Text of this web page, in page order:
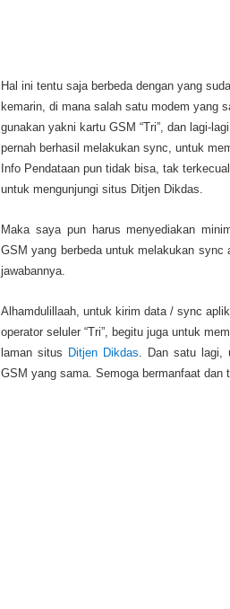
Hal ini tentu saja berbeda dengan yang
kemarin, di mana salah satu modem yang
gunakan yakni kartu GSM “Tri”, dan lagi-
pernah berhasil melakukan sync, untuk
Info Pendataan pun tidak bisa, tak
untuk mengunjungi situs Ditjen Dikdas.
Maka saya pun harus menyediakan
GSM yang berbeda untuk melakukan sync
jawabannya.
Alhamdulillaah, untuk kirim data / sync
operator seluler “Tri”, begitu juga untuk
laman situs Ditjen Dikdas. Dan satu lagi,
GSM yang sama. Semoga bermanfaat